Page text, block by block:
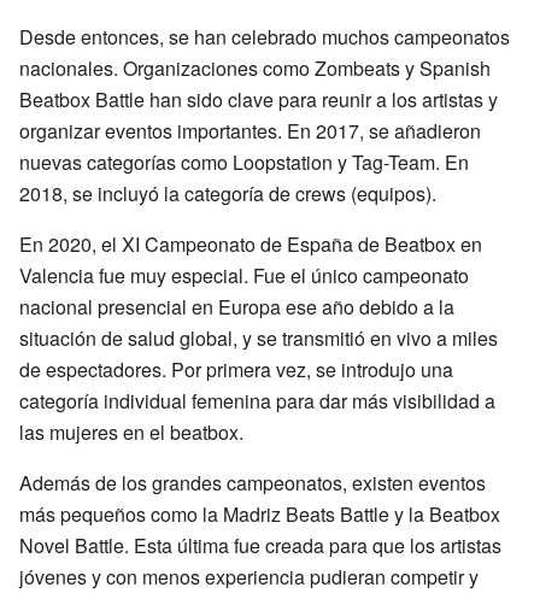
Desde entonces, se han celebrado muchos campeonatos
nacionales. Organizaciones como Zombeats y Spanish
Beatbox Battle han sido clave para reunir a los artistas y
organizar eventos importantes. En 2017, se añadieron
nuevas categorías como Loopstation y Tag-Team. En
2018, se incluyó la categoría de crews (equipos).
En 2020, el XI Campeonato de España de Beatbox en
Valencia fue muy especial. Fue el único campeonato
nacional presencial en Europa ese año debido a la
situación de salud global, y se transmitió en vivo a miles
de espectadores. Por primera vez, se introdujo una
categoría individual femenina para dar más visibilidad a
las mujeres en el beatbox.
Además de los grandes campeonatos, existen eventos
más pequeños como la Madriz Beats Battle y la Beatbox
Novel Battle. Esta última fue creada para que los artistas
jóvenes y con menos experiencia pudieran competir y